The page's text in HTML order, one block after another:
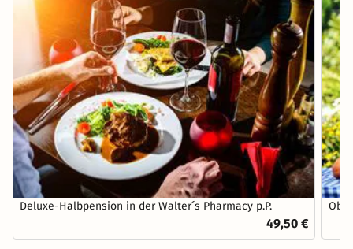
Deluxe-Halbpension in der Walter´s Pharmacy p.P.
49,50 €